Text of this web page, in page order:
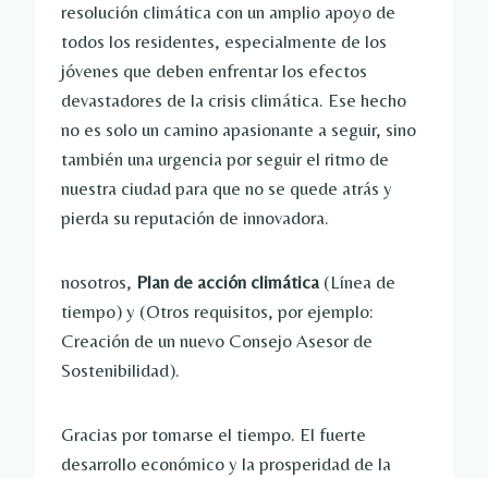
resolución climática con un amplio apoyo de
todos los residentes, especialmente de los
jóvenes que deben enfrentar los efectos
devastadores de la crisis climática. Ese hecho
no es solo un camino apasionante a seguir, sino
también una urgencia por seguir el ritmo de
nuestra ciudad para que no se quede atrás y
pierda su reputación de innovadora.
nosotros, Plan de acción climática (Línea de
tiempo) y (Otros requisitos, por ejemplo:
Creación de un nuevo Consejo Asesor de
Sostenibilidad).
Gracias por tomarse el tiempo. El fuerte
desarrollo económico y la prosperidad de la